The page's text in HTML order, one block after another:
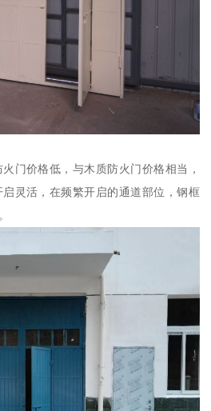
门价格低，与木质防火门价格相当，
灵活，在频繁开启的通道部位，钢框